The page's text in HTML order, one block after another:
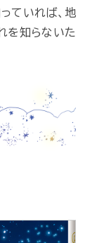
ていれば、地
を知らないた